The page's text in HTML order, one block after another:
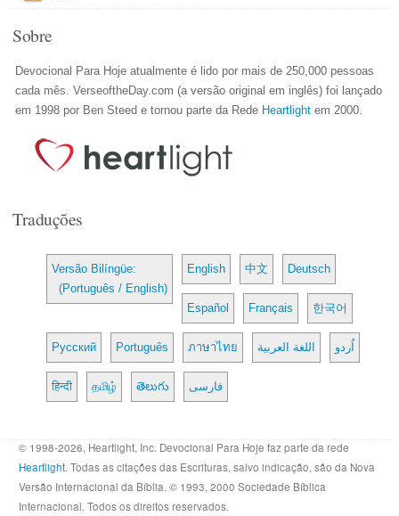
Sobre
Devocional Para Hoje atualmente é lido por mais de 250,000 pessoas
cada mês. VerseoftheDay.com (a versão original em inglês) foi lançado
em 1998 por Ben Steed e tornou parte da Rede Heartlight em 2000.
Traduções
Versão Bilíngüe:
(Português / English)
English 中文 Deutsch
Español Français 한국어
Русский Português ภาษาไทย اللغة العربية اُردو
हिन्दी தமிழ் తెలుగు فارسی
© 1998-2026, Heartlight, Inc. Devocional Para Hoje faz parte da rede
Heartlight. Todas as citações das Escrituras, salvo indicação, são da Nova
Versão Internacional da Bíblia. © 1993, 2000 Sociedade Bíblica
Internacional. Todos os direitos reservados.